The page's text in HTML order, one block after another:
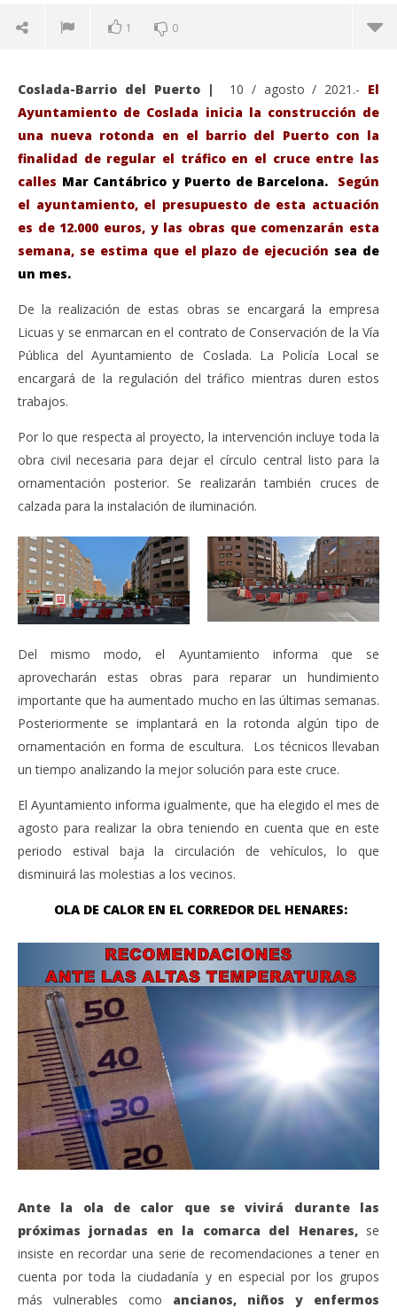
1 0
Comienza la construcción de una rotonda en el
barrio del Puerto de Coslada.
10,
2021
Admin
Coslada-Barrio del Puerto | 10 / agosto / 2021.- El
Ayuntamiento de Coslada inicia la construcción de
una nueva rotonda en el barrio del Puerto con la
finalidad de regular el tráfico en el cruce entre las
calles Mar Cantábrico y Puerto de Barcelona. Según
el ayuntamiento, el presupuesto de esta actuación
es de 12.000 euros, y las obras que comenzarán esta
semana, se estima que el plazo de ejecución sea de
un mes.
De la realización de estas obras se encargará la empresa
Licuas y se enmarcan en el contrato de Conservación de la Vía
Pública del Ayuntamiento de Coslada. La Policía Local se
encargará de la regulación del tráfico mientras duren estos
trabajos.
Por lo que respecta al proyecto, la intervención incluye toda la
obra civil necesaria para dejar el círculo central listo para la
ornamentación posterior. Se realizarán también cruces de
calzada para la instalación de iluminación.
Del mismo modo, el Ayuntamiento informa que se
aprovecharán estas obras para reparar un hundimiento
importante que ha aumentado mucho en las últimas semanas.
Posteriormente se implantará en la rotonda algún tipo de
ornamentación en forma de escultura. Los técnicos llevaban
un tiempo analizando la mejor solución para este cruce.
El Ayuntamiento informa igualmente, que ha elegido el mes de
agosto para realizar la obra teniendo en cuenta que en este
periodo estival baja la circulación de vehículos, lo que
disminuirá las molestias a los vecinos.
OLA DE CALOR EN EL CORREDOR DEL HENARES:
Ante la ola de calor que se vivirá durante las
próximas jornadas en la comarca del Henares, se
insiste en recordar una serie de recomendaciones a tener en
cuenta por toda la ciudadanía y en especial por los grupos
más vulnerables como ancianos, niños y enfermos